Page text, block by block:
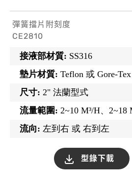
彈簧擋片附刻度
CE2810
接液部材質: SS316
墊片材質:Teflon 或 Gore-Tex
尺寸:2" 法蘭型式
流量範圍:2~10 M³/H、2~18
流向:左到右 或 右到左
型錄下載